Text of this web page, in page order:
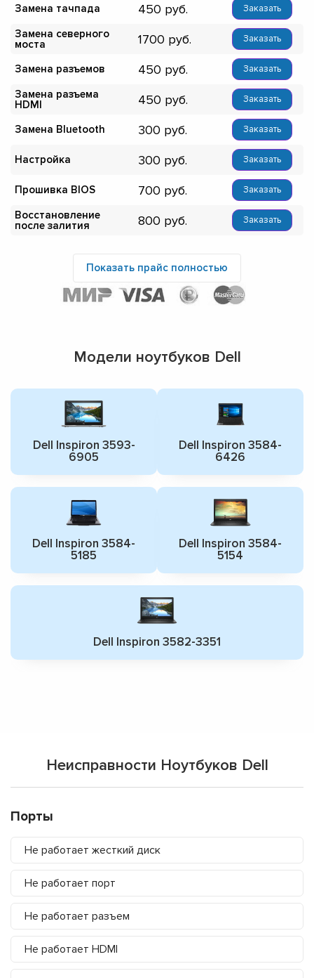
Замена тачпада 450 Заказать
Замена северного
моста
1700 Заказать
Замена разъемов 450 Заказать
Замена разъема
HDMI
450 Заказать
Замена Bluetooth 300 Заказать
Настройка 300 Заказать
Прошивка BIOS 700 Заказать
Восстановление
после залития
800 Заказать
Показать прайс полностью
Модели ноутбуков Dell
Dell Inspiron 3593-
6905
Dell Inspiron 3584-
6426
Dell Inspiron 3584-
5185
Dell Inspiron 3584-
5154
Dell Inspiron 3582-3351
Неисправности Ноутбуков Dell
Порты
Не работает жесткий диск
Не работает порт
Не работает разъем
Не работает HDMI